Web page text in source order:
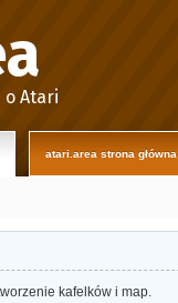
o Atari
atari.area strona główna
kafelków i map.